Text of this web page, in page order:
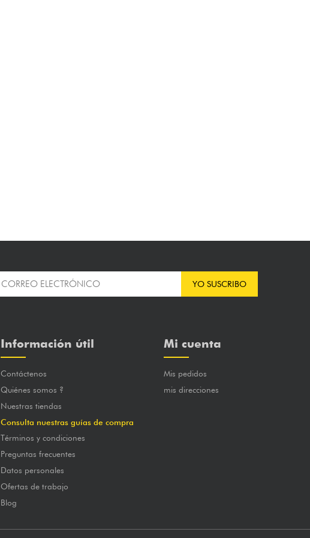
YO SUSCRIBO
Información útil
Contáctenos
Quiénes somos ?
Nuestras tiendas
Consulta nuestras guías de compra
Términos y condiciones
Preguntas frecuentes
Datos personales
Ofertas de trabajo
Blog
Mi cuenta
Mis pedidos
mis direcciones